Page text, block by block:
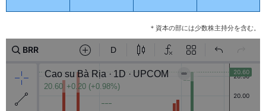
＊資本の部には少数株主持分を含む。